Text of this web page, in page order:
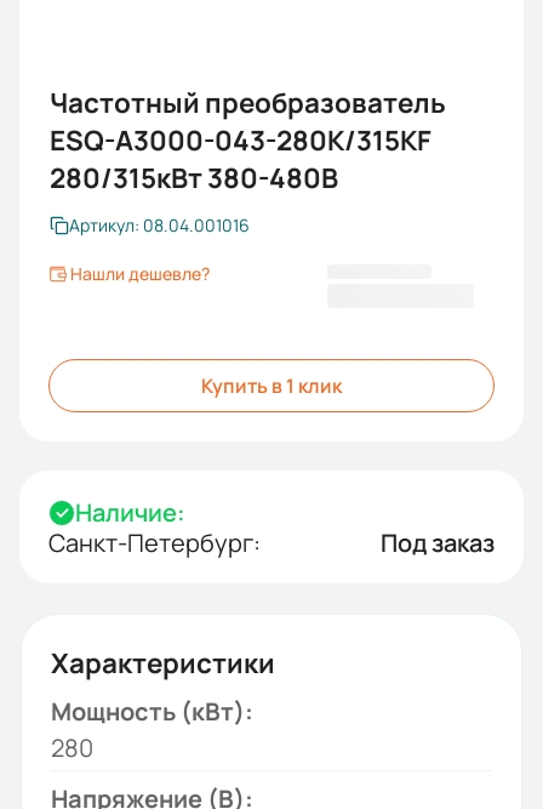
Частотный преобразователь
ESQ-A3000-043-280K/315KF
280/315кВт 380-480В
Артикул: 08.04.001016
Нашли дешевле?
Купить в 1 клик
Наличие:
Санкт-Петербург:
Под заказ
Характеристики
Мощность (кВт):
280
Напряжение (В):